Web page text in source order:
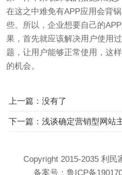
在这之中难免有APP应用会背
些。所以，企业想要自己的
果，首先就应该解决用户使用
题，让用户能够正常使用，这
的机会。
上一篇：没有了
下一篇：浅谈确定营销型网站
Copyright 2015-2035 利
备案号：鲁ICP备